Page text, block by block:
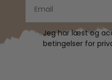
Jeg har læst og
betingelser for